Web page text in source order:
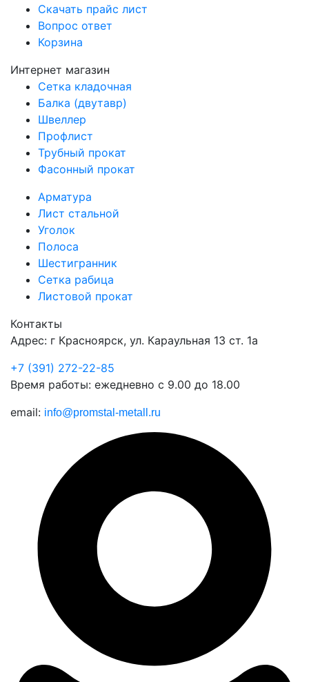
Скачать прайс лист
Вопрос ответ
Корзина
Интернет магазин
Сетка кладочная
Балка (двутавр)
Швеллер
Профлист
Трубный прокат
Фасонный прокат
Арматура
Лист стальной
Уголок
Полоса
Шестигранник
Сетка рабица
Листовой прокат
Контакты
Адрес: г Красноярск, ул. Караульная 13 ст. 1а
+7 (391) 272-22-85
Время работы: ежедневно с 9.00 до 18.00
email: info@promstal-metall.ru